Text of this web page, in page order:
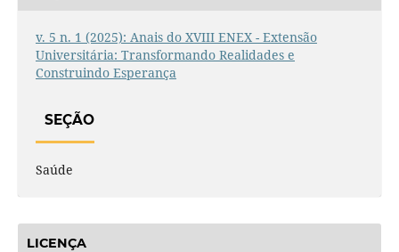
v. 5 n. 1 (2025): Anais do XVIII ENEX - Extensão
Universitária: Transformando Realidades e
Construindo Esperança
SEÇÃO
Saúde
LICENÇA